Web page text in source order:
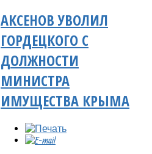
АКСЕНОВ УВОЛИЛ
ГОРДЕЦКОГО С
ДОЛЖНОСТИ
МИНИСТРА
ИМУЩЕСТВА КРЫМА